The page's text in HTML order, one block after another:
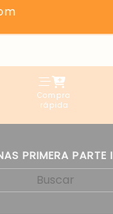
Compra
rápida
PRIMERA PARTE I